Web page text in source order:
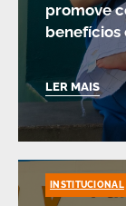
promove
benefícios
LER MAIS
INSTITUCIONAL